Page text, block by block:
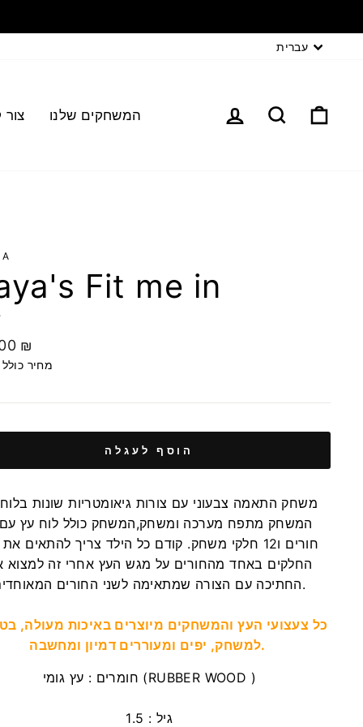
עברית
המשחקים שלנו
Fit me in
₪
מחיר
הוסף לעגלה
משחק התאמה צבעוני עם צורות גיאומטריות שונות
חורים ו12 חלקי משחק. קודם כל הילד צריך להתאים
החלקים באחד מהחורים על מגש העץ אחרי זה למצוא
החתיכה עם הצורה שמתאימה לשני החורים המאוחדים.
כל צעצועי העץ והמשחקים מיוצרים באיכות מעולה,
למשחק, יפים ומעוררים דמיון ומחשבה.
חומרים : עץ גומי (RUBBER WOOD )
גיל : 1.5